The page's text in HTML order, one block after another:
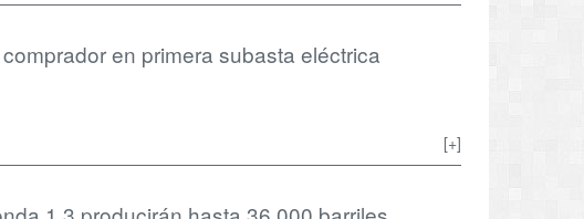
en primera subasta eléctrica
[+]